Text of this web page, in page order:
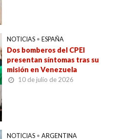
NOTICIAS • ESPAÑA
Dos bomberos del CPEI
presentan síntomas tras su
misión en Venezuela
10 de julio de 2026
NOTICIAS • ARGENTINA